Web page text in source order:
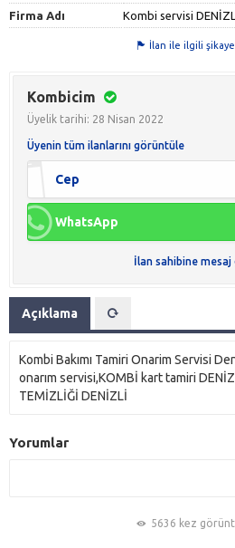
Firma Adı
Kombi servisi
İlan ile ilgili
Kombicim
Üyelik tarihi: 28 Nisan 2022
Üyenin tüm ilanlarını görüntüle
Cep
WhatsApp
İlan sahibine mesaj
Açıklama
Kombi Bakımı Tamiri Onarim Servisi
onarım servisi,KOMBİ kart tamiri
TEMİZLİĞİ DENİZLİ
Yorumlar
5636 kez